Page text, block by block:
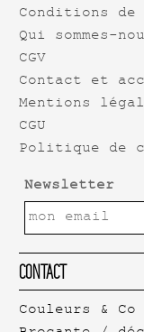
Conditions
Qui sommes-
CGV
Contact et
Mentions
CGU
Politique de
Newsletter
Contact
Couleurs & Co